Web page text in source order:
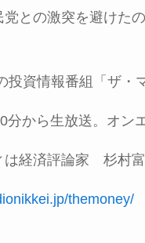
との激突を避けた
投資情報番組「ザ・
分から生放送。オン
は経済評論家 杉村
themoney/